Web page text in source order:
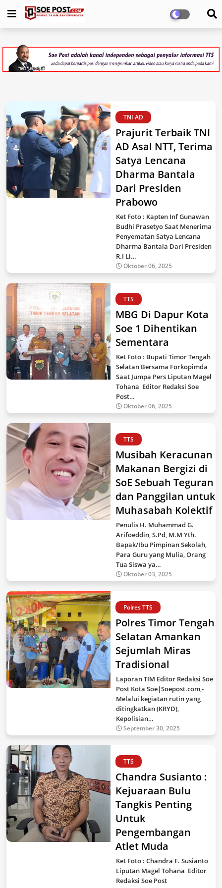
TNI AD
Prajurit Terbaik TNI
AD Asal NTT, Terima
Satya Lencana
Dharma Bantala
Dari Presiden
Prabowo
Ket Foto : Kapten Inf Gunawan
Budhi Prasetyo Saat Menerima
Penyematan Satya Lencana
Dharma Bantala Dari Presiden
R.I Li…
Oktober 06, 2025
TTS
MBG Di Dapur Kota
Soe 1 Dihentikan
Sementara
Ket Foto : Bupati Timor Tengah
Selatan Bersama Forkopimda
Saat Jumpa Pers Liputan Magel
Tohana Editor Redaksi Soe
Post…
Oktober 06, 2025
TTS
Musibah Keracunan
Makanan Bergizi di
SoE Sebuah Teguran
dan Panggilan untuk
Muhasabah Kolektif
Penulis H. Muhammad G.
Arifoeddin, S.Pd, M.M Yth.
Bapak/Ibu Pimpinan Sekolah,
Para Guru yang Mulia, Orang
Tua Siswa ya…
Oktober 03, 2025
Polres TTS
Polres Timor Tengah
Selatan Amankan
Sejumlah Miras
Tradisional
Laporan TIM Editor Redaksi Soe
Post Kota Soe|Soepost.com,-
Melalui kegiatan rutin yang
ditingkatkan (KRYD),
Kepolisian…
September 30, 2025
TTS
Chandra Susianto :
Kejuaraan Bulu
Tangkis Penting
Untuk
Pengembangan
Atlet Muda
Ket Foto : Chandra F. Susianto
Liputan Magel Tohana Editor
Redaksi Soe Post